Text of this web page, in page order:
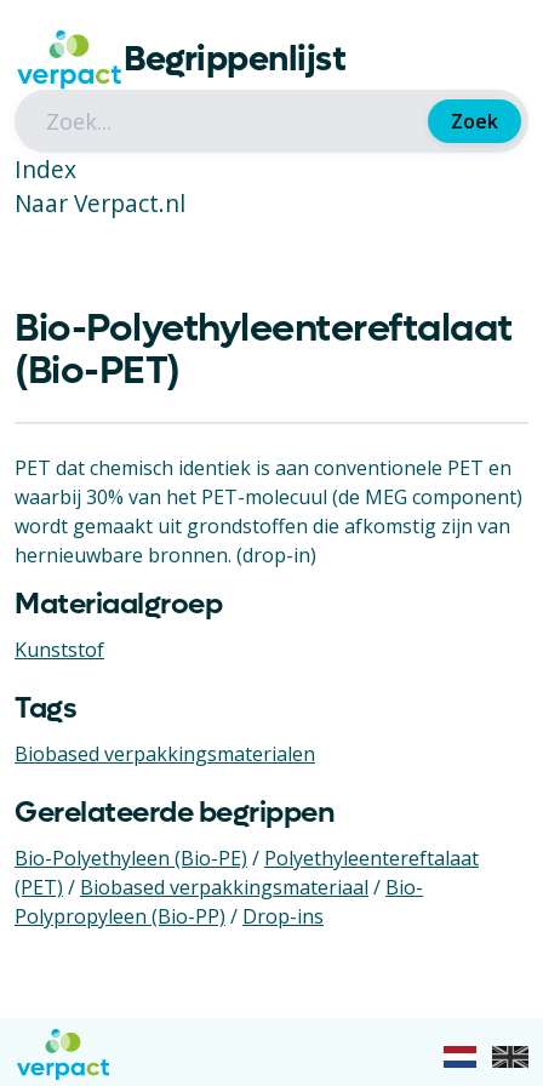
Begrippenlijst
Zoek
Index
Naar Verpact.nl
Bio-Polyethyleentereftalaat
(Bio-PET)
PET dat chemisch identiek is aan conventionele PET en
waarbij 30% van het PET-molecuul (de MEG component)
wordt gemaakt uit grondstoffen die afkomstig zijn van
hernieuwbare bronnen. (drop-in)
Materiaalgroep
Kunststof
Tags
Biobased verpakkingsmaterialen
Gerelateerde begrippen
Bio-Polyethyleen (Bio-PE) / Polyethyleentereftalaat
(PET) / Biobased verpakkingsmateriaal / Bio-
Polypropyleen (Bio-PP) / Drop-ins